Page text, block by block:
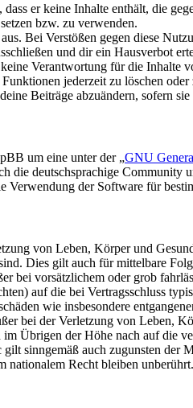
er keine Inhalte enthält, die
bzw. zu verwenden.
Bei Verstößen gegen diese
und dir ein Hausverbot
Verantwortung für die Inhalte
jederzeit zu löschen oder
Beiträge abzuändern, sofern
um eine unter der „GNU
die deutschsprachige
Verwendung der Software für
von Leben, Körper und
Dies gilt auch für mittelbare
bei vorsätzlichem oder grob
auf die bei Vertragsschluss
wie insbesondere
bei der Verletzung von Leben,
Übrigen der Höhe nach auf die
sinngemäß auch zugunsten der
nationalem Recht bleiben unberührt.